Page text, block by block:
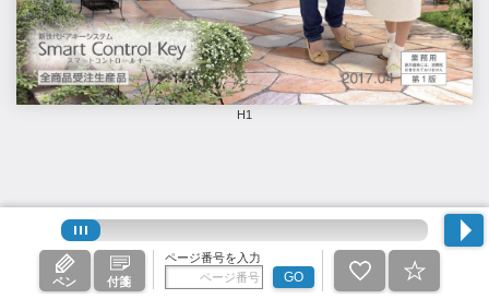
H1
ペン 付箋
ページ番号を入力
GO